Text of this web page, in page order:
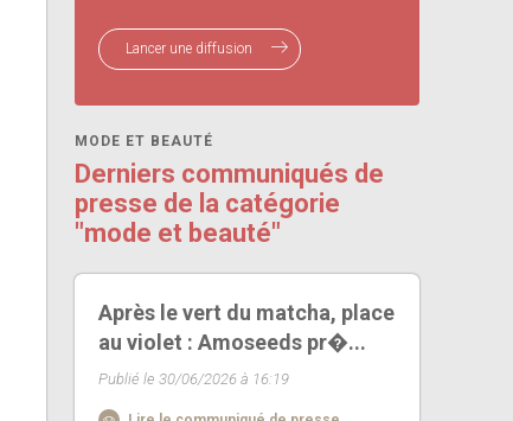
Lancer une diffusion
MODE ET BEAUTÉ
Derniers communiqués de
presse de la catégorie
"mode et beauté"
Après le vert du matcha, place
au violet : Amoseeds pr�...
Publié le 30/06/2026 à 16:19